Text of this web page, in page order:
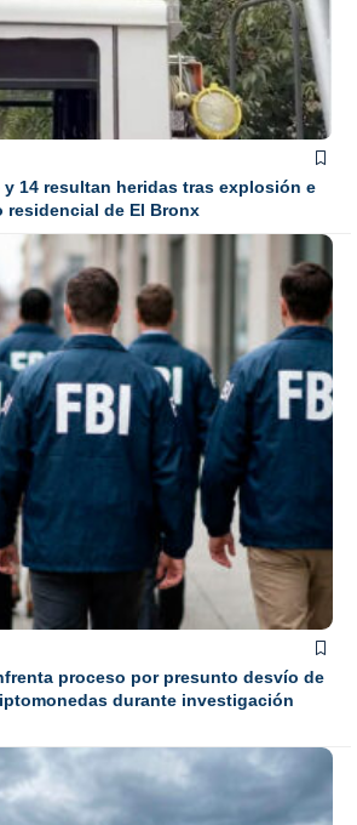
y 14 resultan heridas tras explosión e
de El Bronx
proceso por presunto desvío de
durante investigación